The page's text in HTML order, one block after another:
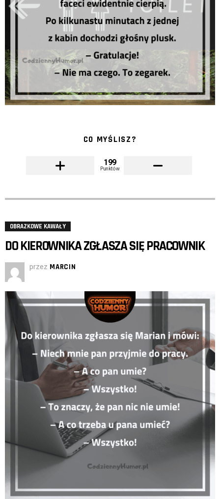
CO MYŚLISZ?
199
Punktów
OBRAZKOWE KAWAŁY
DO KIEROWNIKA ZGŁASZA SIĘ PRACOWNIK
przez MARCIN